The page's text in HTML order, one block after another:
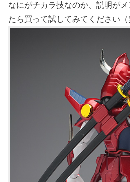
なにがチカラ技なのか、説明が
たら買って試してみてください（